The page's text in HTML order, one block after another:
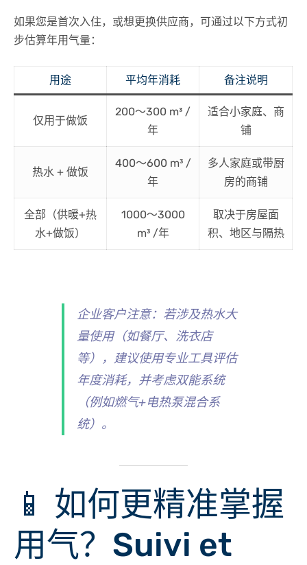
如果您是首次入住，或想更换供应商，可通过以下方式初
步估算年用气量：
用途 平均年消耗 备注说明
仅用于做饭
200～300 m³ /
年
适合小家庭、商
铺
热水 + 做饭
400～600 m³ /
年
多人家庭或带厨
房的商铺
全部（供暖+热
水+做饭）
1000～3000
m³ /年
取决于房屋面
积、地区与隔热
企业客户注意：若涉及热水大
量使用（如餐厅、洗衣店
等），建议使用专业工具评估
年度消耗，并考虑双能系统
（例如燃气+电热泵混合系
统）。
📱 如何更精准掌握
用气？Suivi et